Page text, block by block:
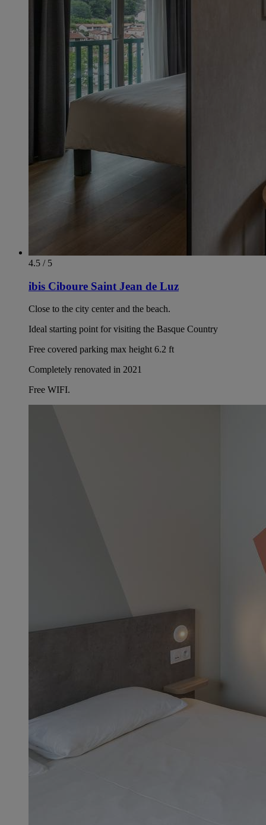
4.5 / 5
ibis Ciboure Saint Jean de Luz
Close to the city center and the beach.
Ideal starting point for visiting the Basque Country
Free covered parking max height 6.2 ft
Completely renovated in 2021
Free WIFI.